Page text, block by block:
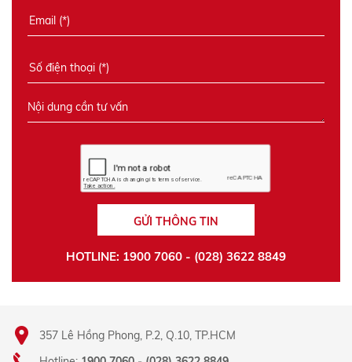
GỬI THÔNG TIN
HOTLINE: 1900 7060 - (028) 3622 8849
357 Lê Hồng Phong, P.2, Q.10, TP.HCM